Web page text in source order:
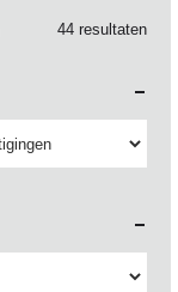
44 resultaten